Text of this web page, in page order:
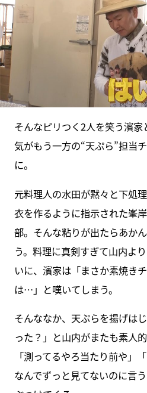
そんなピリつく2人を笑う濱
気がもう一方の“天ぷら”担当
に。
元料理人の水田が黙々と下処
衣を作るように指示された峯
部。そんな粘りが出たらあか
う。料理に真剣すぎて山内よ
いに、濱家は「まさか素焼き
は…」と嘆いてしまう。
そんななか、天ぷらを揚げは
った？」と山内がまたも素人
「測ってるやろ当たり前や」
なんでずっと見てないのに言